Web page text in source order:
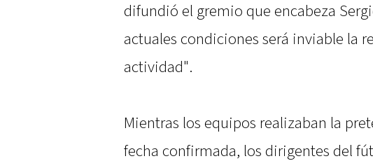
difundió el gremio que encabeza
actuales condiciones será inviable la
actividad".
Mientras los equipos realizaban la
fecha confirmada, los dirigentes del